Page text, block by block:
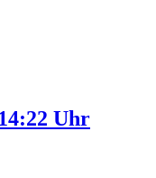
Uhr